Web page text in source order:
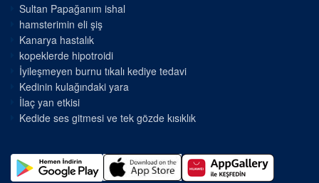
Sultan Papağanım ishal
hamsterimin eli şiş
Kanarya hastalık
kopeklerde hipotroidi
İyileşmeyen burnu tıkalı kediye tedavi
Kedinin kulağındaki yara
İlaç yan etkisi
Kedide ses gitmesi ve tek gözde kısıklık